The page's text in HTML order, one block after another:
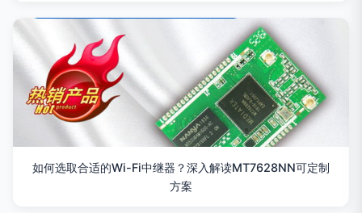
如何选取合适的Wi-Fi中继器？深入解读MT7628NN可定制
方案